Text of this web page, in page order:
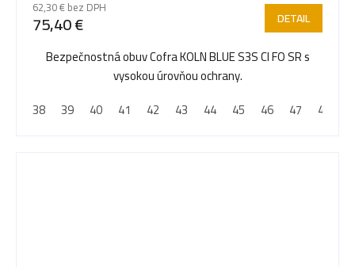
62,30 € bez DPH
75,40 € DETAIL
Bezpečnostná obuv Cofra KOLN BLUE S3S CI FO SR s
vysokou úrovňou ochrany.
38
39 40 41 42 43 44 45 46 47 48